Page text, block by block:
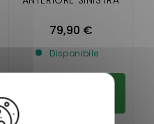
79,90 €
Disponibile